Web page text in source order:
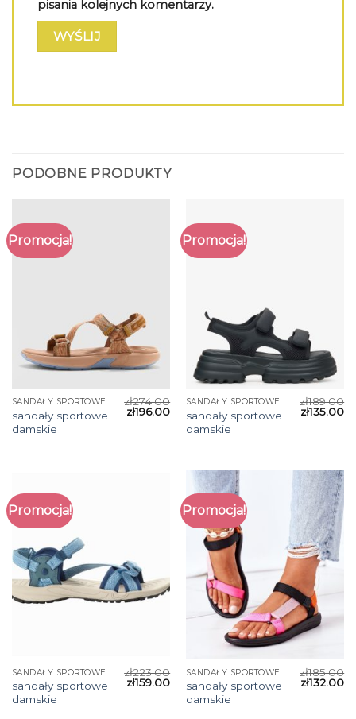
pisania kolejnych komentarzy.
PODOBNE PRODUKTY
Promocja!
SANDAŁY SPORTOWE DAMSKIE
sandały sportowe
damskie
zł274.00
zł196.00
Promocja!
SANDAŁY SPORTOWE DAMSKIE
sandały sportowe
damskie
zł189.00
zł135.00
Promocja!
sandały sportowe
damskie
zł223.00
zł159.00
Promocja!
sandały sportowe
damskie
zł185.00
zł132.00